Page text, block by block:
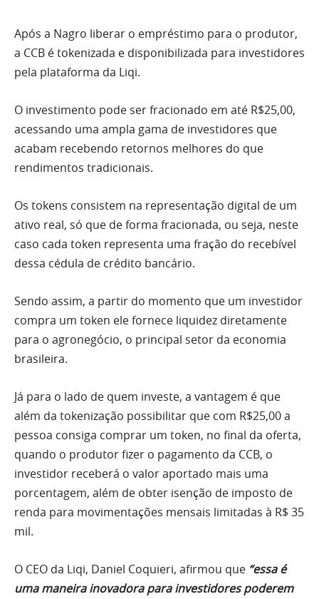
Após a Nagro liberar o empréstimo para o produtor,
a CCB é tokenizada e disponibilizada para investidores
pela plataforma da Liqi.
O investimento pode ser fracionado em até R$25,00,
acessando uma ampla gama de investidores que
acabam recebendo retornos melhores do que
rendimentos tradicionais.
Os tokens consistem na representação digital de um
ativo real, só que de forma fracionada, ou seja, neste
caso cada token representa uma fração do recebível
dessa cédula de crédito bancário.
Sendo assim, a partir do momento que um investidor
compra um token ele fornece liquidez diretamente
para o agronegócio, o principal setor da economia
brasileira.
Já para o lado de quem investe, a vantagem é que
além da tokenização possibilitar que com R$25,00 a
pessoa consiga comprar um token, no final da oferta,
quando o produtor fizer o pagamento da CCB, o
investidor receberá o valor aportado mais uma
porcentagem, além de obter isenção de imposto de
renda para movimentações mensais limitadas à R$ 35
mil.
O CEO da Liqi, Daniel Coquieri, afirmou que “essa é
uma maneira inovadora para investidores poderem